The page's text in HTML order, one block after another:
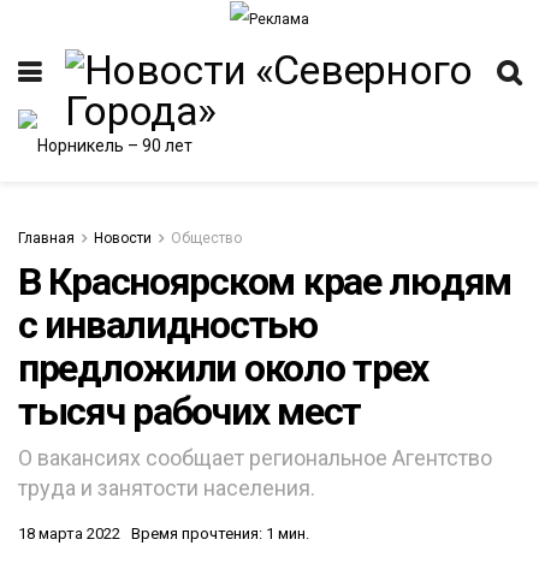
Главная Новости Общество
В Красноярском крае людям
с инвалидностью
предложили около трех
тысяч рабочих мест
О вакансиях сообщает региональное Агентство
труда и занятости населения.
18 марта 2022 Время прочтения: 1 мин.